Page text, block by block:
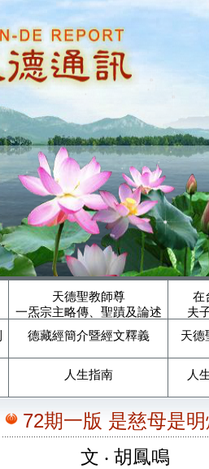
天德聖教師尊
一炁宗主略傳、聖蹟及論述
在
夫
德藏經簡介暨經文釋義 天德
人生指南 人
72期一版 是慈母是
文 ‧ 胡鳳鳴